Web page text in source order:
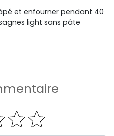
et enfourner pendant 40
light sans pâte